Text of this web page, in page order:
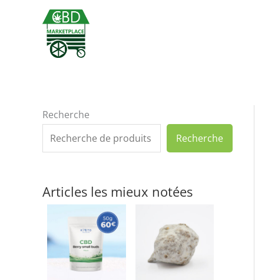
Recherche
Recherche
Articles les mieux notées